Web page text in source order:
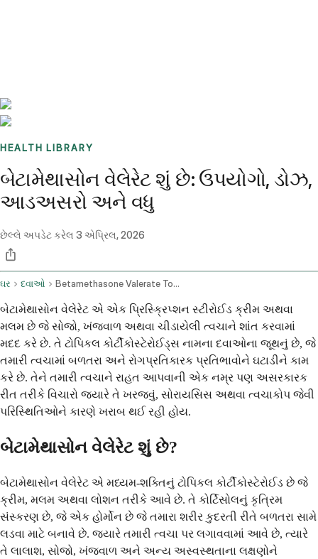
HEALTH LIBRARY
બેટામેથાસોન વેલેરેટ શું છે: ઉપયોગો, ડોઝ,
આડઅસરો અને વધુ
છેલ્લે અપડેટ કરેલ 3 એપ્રિલ, 2026
ઘર દવાઓ Betamethasone Valerate Topical Application Route
બેટામેથાસોન વેલેરેટ એ એક પ્રિસ્ક્રિપ્શન સ્ટીરોઈડ ક્રીમ અથવા
મલમ છે જે સોજો, ખંજવાળ અથવા ચીડાયેલી ત્વચાને શાંત કરવામાં
મદદ કરે છે. તે ટોપિકલ કોર્ટીકોસ્ટેરોઈડ્સ નામના દવાઓના જૂથનું છે, જે
તમારી ત્વચામાં બળતરા અને રોગપ્રતિકારક પ્રતિભાવોને ઘટાડીને કામ
કરે છે. તેને તમારી ત્વચાને રાહત આપવાની એક નમ્ર પણ અસરકારક
રીત તરીકે વિચારો જ્યારે તે ખરજવું, સોરાયસિસ અથવા ત્વચાકોપ જેવી
પરિસ્થિતિઓને કારણે ખરાબ થઈ રહી હોય.
બેટામેથાસોન વેલેરેટ શું છે?
બેટામેથાસોન વેલેરેટ એ મધ્યમ-શક્તિનું ટોપિકલ કોર્ટીકોસ્ટેરોઈડ છે જે
ક્રીમ, મલમ અથવા લોશન તરીકે આવે છે. તે કોર્ટિસોલનું કૃત્રિમ
સંસ્કરણ છે, જે એક હોર્મોન છે જે તમારા શરીર કુદરતી રીતે બળતરા સામે
લડવા માટે બનાવે છે. જ્યારે તમારી ત્વચા પર લગાવવામાં આવે છે, ત્યારે
તે લાલાશ, સોજો, ખંજવાળ અને અન્ય અસ્વસ્થતાના લક્ષણોને